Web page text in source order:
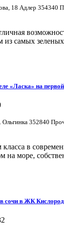
18 Адлер 354340
из самых
«Ласка» на
Ольгинка 352840
в
на море,
сочи в ЖК